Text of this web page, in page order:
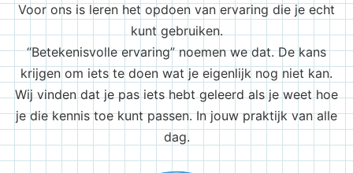
Voor ons is leren het opdoen van ervaring die je echt
kunt gebruiken.
“Betekenisvolle ervaring” noemen we dat. De kans
krijgen om iets te doen wat je eigenlijk nog niet kan.
Wij vinden dat je pas iets hebt geleerd als je weet hoe
je die kennis toe kunt passen. In jouw praktijk van alle
dag.